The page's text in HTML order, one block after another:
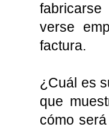
verse
factura.
¿Cuál es
que
cómo